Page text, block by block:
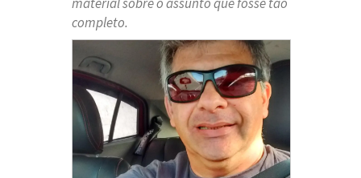
material sobre o assunto que fosse tão
completo.